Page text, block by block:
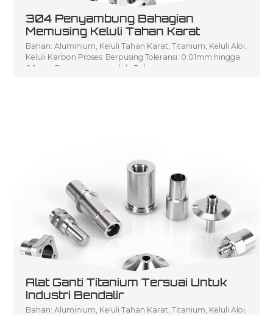
304 Penyambung Bahagian
Memusing Keluli Tahan Karat
Bahan: Aluminium, Keluli Tahan Karat, Titanium, Keluli Aloi,
Keluli Karbon Proses: Berpusing Toleransi: 0.01mm hingga
0.1 mm Penerangan produk: Bahagian pemusing mesin
Alat Ganti Titanium Tersuai Untuk
Industri Bendalir
Bahan: Aluminium, Keluli Tahan Karat, Titanium, Keluli Aloi,